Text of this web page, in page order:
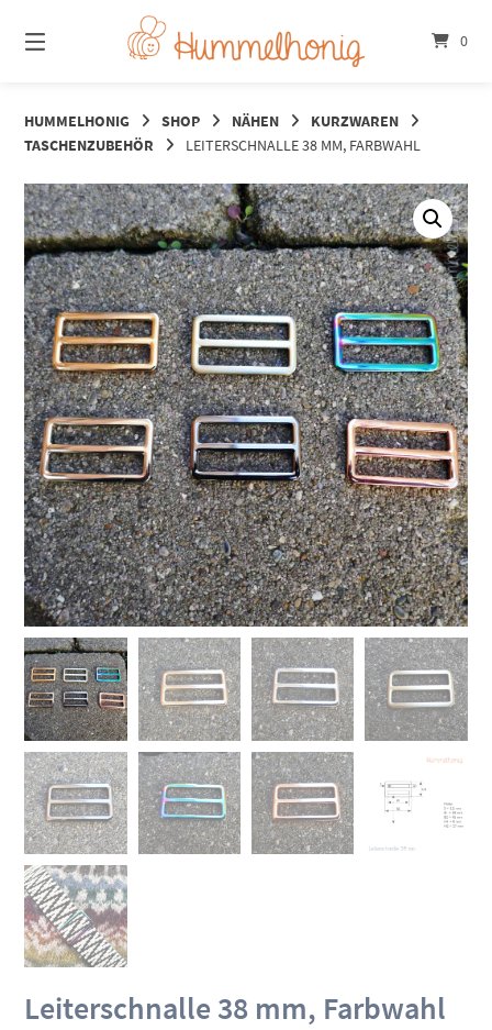
zum
Inhalt
0
HUMMELHONIG SHOP NÄHEN
KURZWAREN
TASCHENZUBEHÖR
LEITERSCHNALLE 38 MM, FARBWAHL
Leiterschnalle 38 mm, Farbwahl